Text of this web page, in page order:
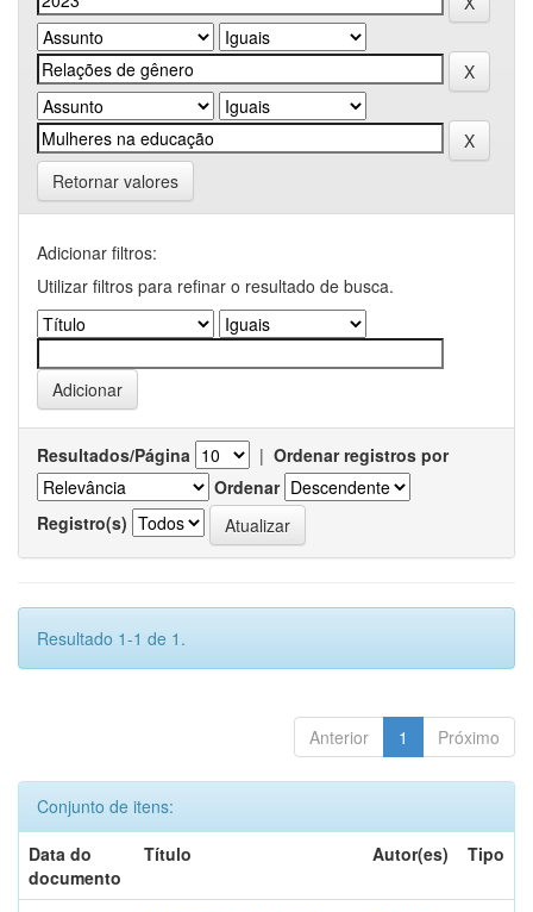
Retornar valores
Adicionar filtros:
Utilizar filtros para refinar o resultado de busca.
Resultados/Página | Ordenar registros por
Ordenar
Registro(s)
Resultado 1-1 de 1.
Anterior 1 Próximo
Conjunto de itens:
Data do
documento
Título Autor(es) Tipo